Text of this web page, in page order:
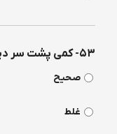
۵۳- كمی پشت سر دیگران غیبت كرده‌ام.
صحیح
غلط